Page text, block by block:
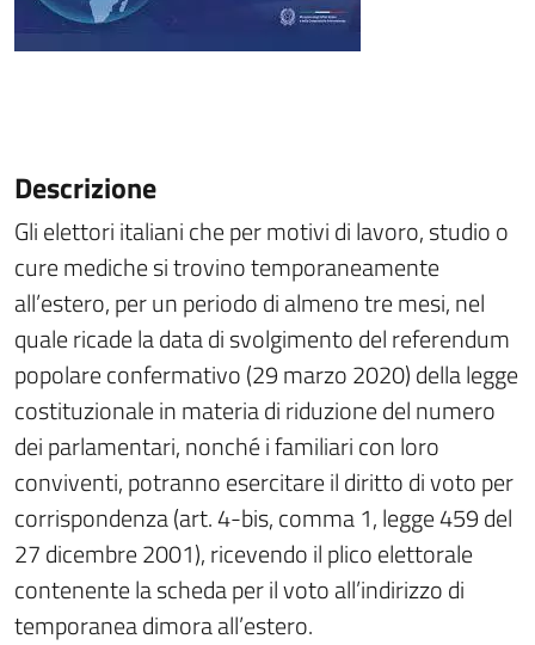
Descrizione
Gli elettori italiani che per motivi di lavoro, studio o
cure mediche si trovino temporaneamente
all’estero, per un periodo di almeno tre mesi, nel
quale ricade la data di svolgimento del referendum
popolare confermativo (29 marzo 2020) della legge
costituzionale in materia di riduzione del numero
dei parlamentari, nonché i familiari con loro
conviventi, potranno esercitare il diritto di voto per
corrispondenza (art. 4-bis, comma 1, legge 459 del
27 dicembre 2001), ricevendo il plico elettorale
contenente la scheda per il voto all’indirizzo di
temporanea dimora all’estero.